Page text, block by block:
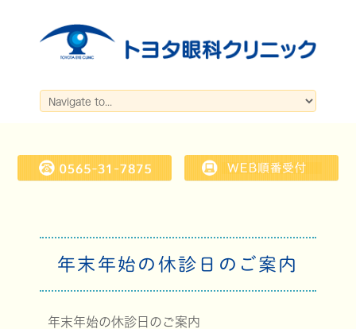
年末年始の休診日のご案内
年末年始の休診日のご案内